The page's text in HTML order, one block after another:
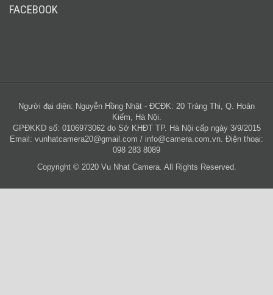
FACEBOOK
Người đại diện: Nguyễn Hồng Nhật - ĐCĐK: 20 Tràng Thi, Q. Hoàn
Kiếm, Hà Nội.
GPĐKKD số: 0106973062 do Sở KHĐT TP. Hà Nội cấp ngày 3/9/2015
Email: vunhatcamera20@gmail.com / info@camera.com.vn . Điện thoại:
098 283 8089
Copyright © 2020 Vu Nhat Camera. All Rights Reserved.